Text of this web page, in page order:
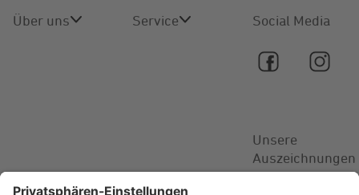
Über uns Service Social Media
Unsere
Auszeichnungen